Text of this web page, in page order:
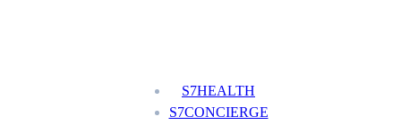
S7HEALTH
S7CONCIERGE